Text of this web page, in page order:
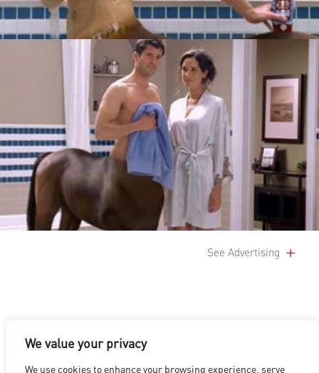
We value your privacy
We use cookies to enhance your browsing experience, serve
See Advertising